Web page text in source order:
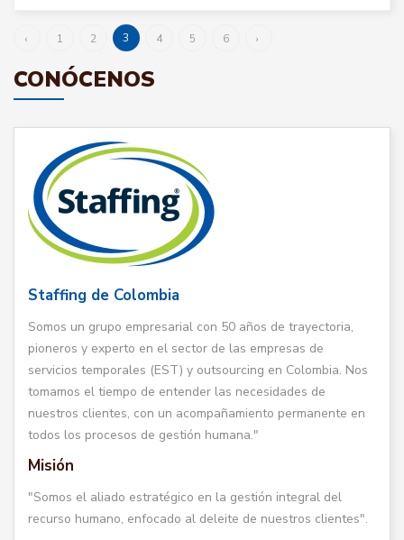
‹ 1 2 3 4 5 6 ›
CONÓCENOS
Staffing de Colombia
Somos un grupo empresarial con 50 años de trayectoria,
pioneros y experto en el sector de las empresas de
servicios temporales (EST) y outsourcing en Colombia. Nos
tomamos el tiempo de entender las necesidades de
nuestros clientes, con un acompañamiento permanente en
todos los procesos de gestión humana."
Misión
"Somos el aliado estratégico en la gestión integral del
recurso humano, enfocado al deleite de nuestros clientes".